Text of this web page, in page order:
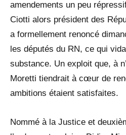
amendements un peu
Ciotti alors président des
a formellement renoncé
les députés du RN, ce qui
substance. Un exploit que, à
Moretti tiendrait à cœur de
ambitions étaient satisfaites.
Nommé à la Justice et